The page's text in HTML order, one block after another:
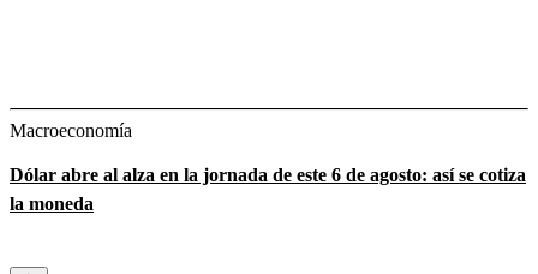
Macroeconomía
Dólar abre al alza en la jornada de este 6 de agosto: así se cotiza
la moneda